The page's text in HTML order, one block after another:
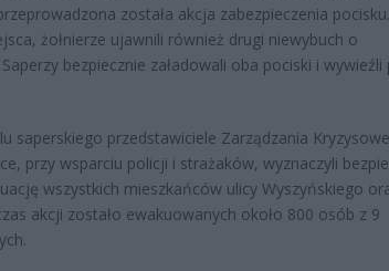
została akcja zabezpieczenia
żołnierze ujawnili również drugi niewybuch o
bezpiecznie załadowali oba pociski i wywieźli
saperskiego przedstawiciele Zarządzania
przy wsparciu policji i strażaków, wyznaczyli
wszystkich mieszkańców ulicy Wyszyńskiego
akcji zostało ewakuowanych około 800 osób z 9